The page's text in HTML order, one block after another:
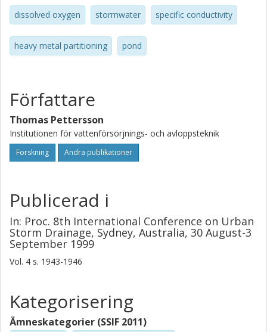
dissolved oxygen stormwater specific conductivity
heavy metal partitioning pond
Författare
Thomas Pettersson
Institutionen för vattenförsörjnings- och avloppsteknik
Forskning Andra publikationer
Publicerad i
In: Proc. 8th International Conference on Urban
Storm Drainage, Sydney, Australia, 30 August-3
September 1999
Vol. 4 s. 1943-1946
Kategorisering
Ämneskategorier (SSIF 2011)